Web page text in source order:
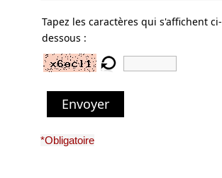
Tapez les caractères qui s'affichent ci-
dessous :
Envoyer
*Obligatoire